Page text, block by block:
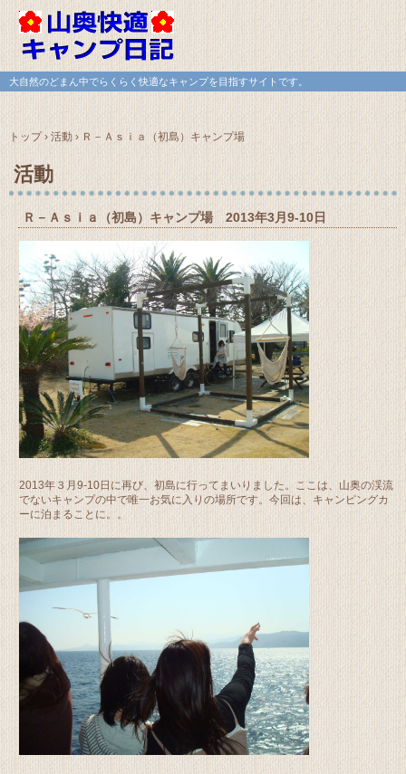
大自然のどまん中でらくらく快適なキャンプを目指すサイトです。
トップ› 活動 › Ｒ－Ａｓｉａ（初島）キャンプ場
活動
Ｒ－Ａｓｉａ（初島）キャンプ場 2013年3月9-10日
2013年３月9-10日に再び、初島に行ってまいりました。ここは、山奥の渓流
でないキャンプの中で唯一お気に入りの場所です。今回は、キャンピングカ
ーに泊まることに。。